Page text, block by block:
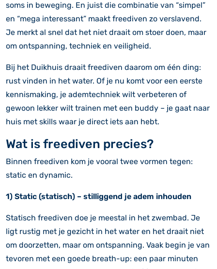
soms in beweging. En juist die combinatie van “simpel”
en “mega interessant” maakt freediven zo verslavend.
Je merkt al snel dat het niet draait om stoer doen, maar
om ontspanning, techniek en veiligheid.
Bij het Duikhuis draait freediven daarom om één ding:
rust vinden in het water. Of je nu komt voor een eerste
kennismaking, je ademtechniek wilt verbeteren of
gewoon lekker wilt trainen met een buddy – je gaat naar
huis met skills waar je direct iets aan hebt.
Wat is freediven precies?
Binnen freediven kom je vooral twee vormen tegen:
static en dynamic.
1) Static (statisch) – stilliggend je adem inhouden
Statisch freediven doe je meestal in het zwembad. Je
ligt rustig met je gezicht in het water en het draait niet
om doorzetten, maar om ontspanning. Vaak begin je van
tevoren met een goede breath-up: een paar minuten